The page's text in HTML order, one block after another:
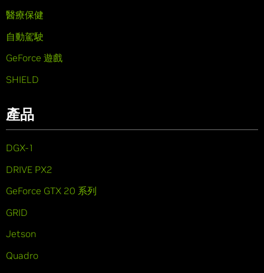
醫療保健
自動駕駛
GeForce 遊戲
SHIELD
產品
DGX-1
DRIVE PX2
GeForce GTX 20 系列
GRID
Jetson
Quadro